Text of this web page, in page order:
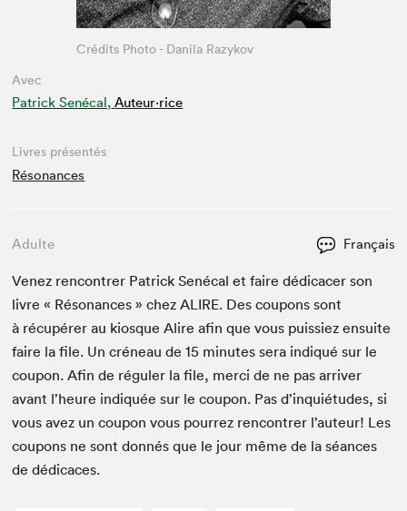
Avec
Patrick Senécal, Auteur·rice
Crédits Photo - Danila Razykov
Livres présentés
Résonances
Adulte Français
Venez ren­con­tr­er Patrick Sené­cal et faire dédi­cac­er son
livre « Réso­nances » chezALIRE. Des coupons sont
à récupér­er au kiosque Alire afin que vous puissiez ensuite
faire la file. Un créneau de15 min­utes sera indiqué sur le
coupon. Afin de réguler la file, mer­ci de ne pas arriv­er
avant l’heure indiquée sur le coupon. Pas d’inquiétudes, si
vous avez un coupon vous pour­rez ren­con­tr­er l’auteur! Les
coupons ne sont don­nés que le jour même de la séances
de dédicaces.